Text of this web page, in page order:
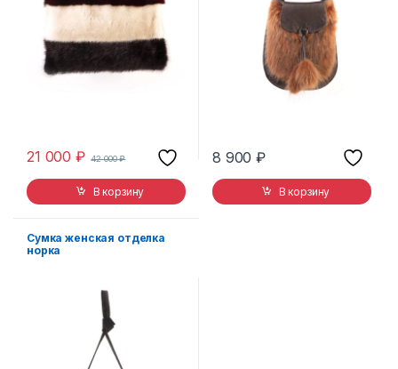
21 000₽ 42 000₽
В корзину
8 900₽
В корзину
Сумка женская отделка
норка